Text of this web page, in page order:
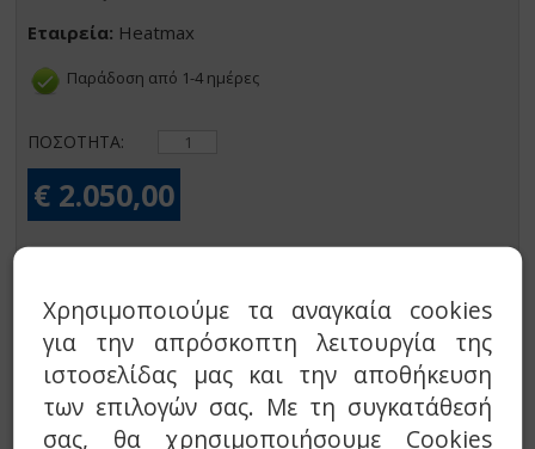
Εταιρεία: Heatmax
Παράδοση από 1-4 ημέρες
ΠΟΣΟΤΗΤΑ:
€ 2.050,00
Καλάθι
Προσθήκη στη wishlist
Χρησιμοποιούμε τα αναγκαία cookies
για την απρόσκοπτη λειτουργία της
ιστοσελίδας μας και την αποθήκευση
των επιλογών σας. Με τη συγκατάθεσή
σας, θα χρησιμοποιήσουμε Cookies